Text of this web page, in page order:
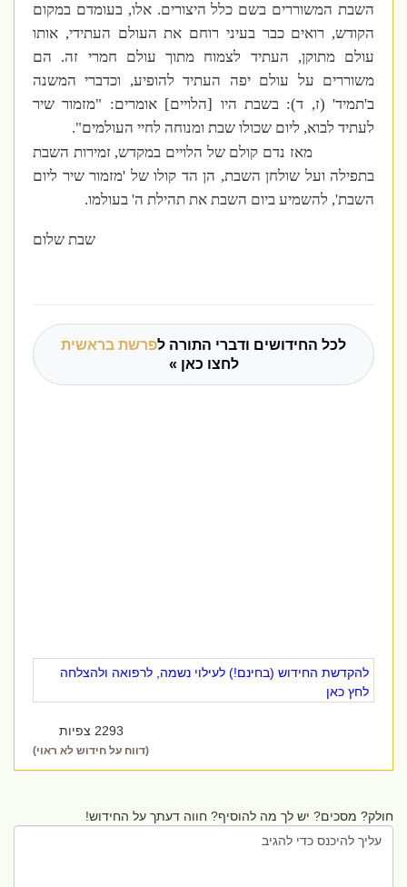
השבת המשוררים בשם כלל היצורים. אלו, בעומדם במקום
הקודש, רואים כבר בעיני רוחם את העולם העתידי, אותו
עולם מתוקן, העתיד לצמוח מתוך עולם חמרי זה. הם
משוררים על עולם יפה העתיד להופיע, וכדברי המשנה
ב'תמיד' (ז, ד): בשבת היו [הלויים] אומרים: "מזמור שיר
לעתיד לבוא, ליום שכולו שבת ומנוחה לחיי העולמים".
מאז נדם קולם של הלויים במקדש, זמירות השבת
בתפילה ועל שולחן השבת, הן הד קולו של 'מזמור שיר ליום
השבת', להשמיע ביום השבת את תהילת ה' בעולמו.
שבת שלום
לכל החידושים ודברי התורה לפרשת בראשית
לחצו כאן »
להקדשת החידוש (בחינם!) לעילוי נשמה, לרפואה ולהצלחה
לחץ כאן
2293 צפיות
(דווח על חידוש לא ראוי)
חולק? מסכים? יש לך מה להוסיף? חווה דעתך על החידוש!